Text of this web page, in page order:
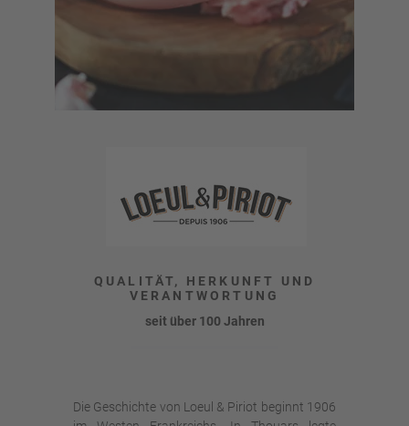
QUALITÄT, HERKUNFT UND
VERANTWORTUNG
seit über 100 Jahren
Die Geschichte von Loeul & Piriot beginnt 1906